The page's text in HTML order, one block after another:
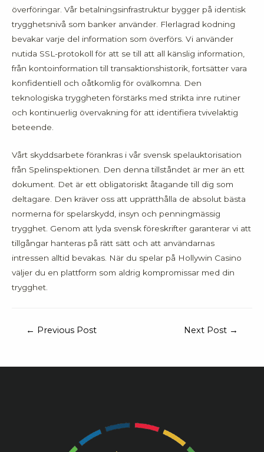
överföringar. Vår betalningsinfrastruktur bygger på identisk
trygghetsnivå som banker använder. Flerlagrad kodning
bevakar varje del information som överförs. Vi använder
nutida SSL-protokoll för att se till att all känslig information,
från kontoinformation till transaktionshistorik, fortsätter vara
konfidentiell och oåtkomlig för ovälkomna. Den
teknologiska tryggheten förstärks med strikta inre rutiner
och kontinuerlig övervakning för att identifiera tvivelaktig
beteende.
Vårt skyddsarbete förankras i vår svensk spelauktorisation
från Spelinspektionen. Den denna tillståndet är mer än ett
dokument. Det är ett obligatoriskt åtagande till dig som
deltagare. Den kräver oss att upprätthålla de absolut bästa
normerna för spelarskydd, insyn och penningmässig
trygghet. Genom att lyda svensk föreskrifter garanterar vi att
tillgångar hanteras på rätt sätt och att användarnas
intressen alltid bevakas. När du spelar på Hollywin Casino
väljer du en plattform som aldrig kompromissar med din
trygghet.
← Previous Post Next Post →